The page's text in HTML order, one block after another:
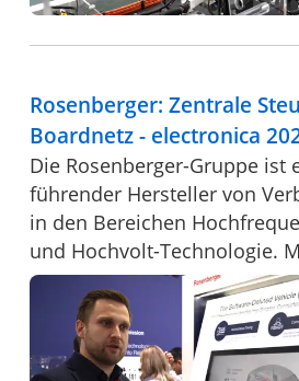
Rosenberger: Zentrale
Boardnetz - electronica
Die Rosenberger-Gruppe ist
führender Hersteller von
in den Bereichen
und Hochvolt-Technologie.